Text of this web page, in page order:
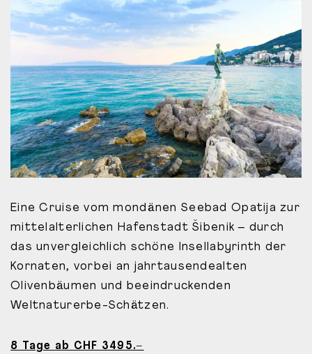
Eine Cruise vom mondänen Seebad Opatija zur
mittelalterlichen Hafenstadt Šibenik – durch
das unvergleichlich schöne Insellabyrinth der
Kornaten, vorbei an jahrtausendealten
Olivenbäumen und beeindruckenden
Weltnaturerbe-Schätzen.
8 Tage ab CHF 3495.–